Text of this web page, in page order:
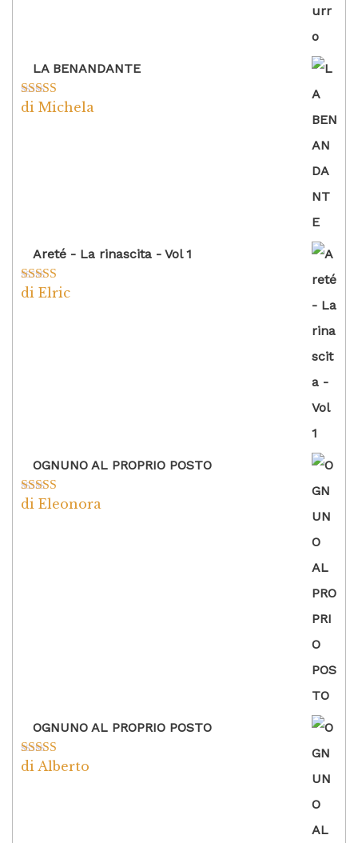
LA BENANDANTE
Valutato5su
di Michela
Areté - La rinascita - Vol 1
Valutato5
di Elric
OGNUNO AL PROPRIO POSTO
Valutato5su
di Eleonora
OGNUNO AL PROPRIO POSTO
Valutato5su
di Alberto